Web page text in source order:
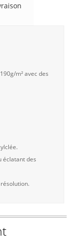
m² avec des
éclatant des